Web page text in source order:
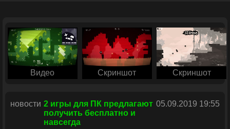
Видео Скриншот Скриншот
новости 2 игры для ПК предлагают
получить бесплатно и
навсегда
05.09.2019 19:55